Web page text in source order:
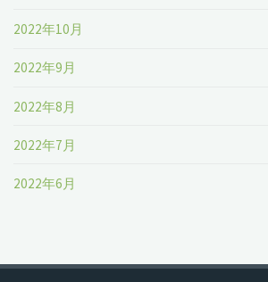
2022年10月
2022年9月
2022年8月
2022年7月
2022年6月